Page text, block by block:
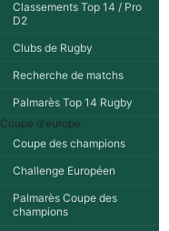
Classements Top 14 / Pro
D2
Clubs de Rugby
Recherche de matchs
Palmarès Top 14 Rugby
Coupe d'europe
Coupe des champions
Challenge Européen
Palmarès Coupe des
champions